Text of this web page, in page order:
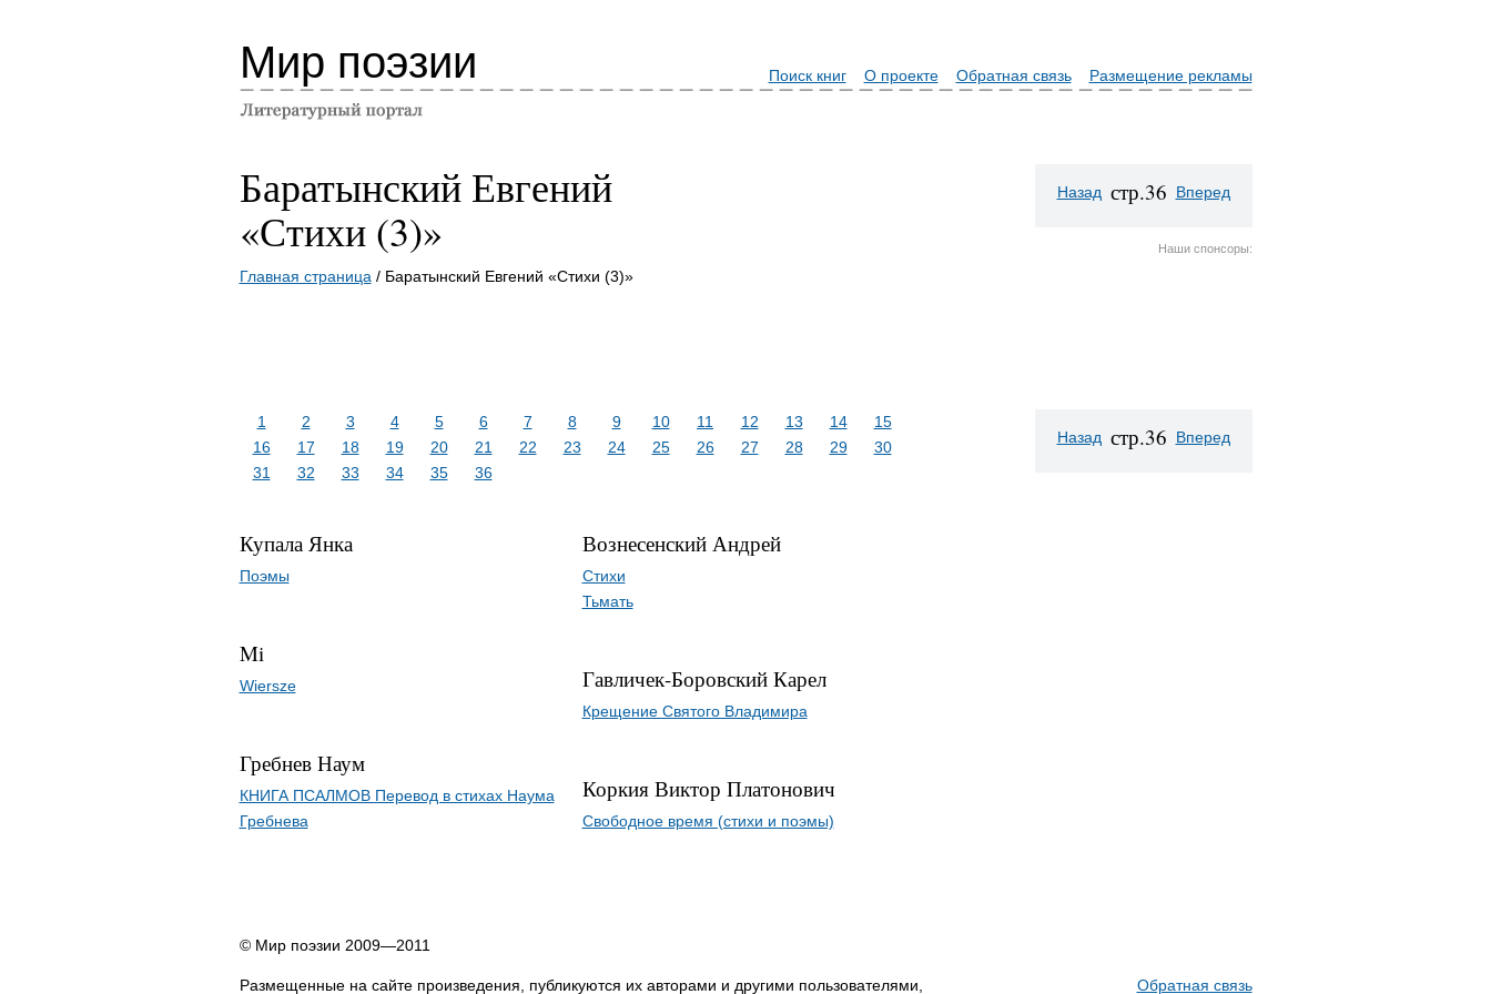
Мир поэзии Поиск книг О проекте Обратная связь Размещение рекламы
Баратынский Евгений
«Стихи (3)»
Главная страница / Баратынский Евгений «Стихи (3)»
Назад стр.36 Вперед
Наши спонсоры:
1 2 3 4 5 6 7 8 9 10 11 12 13 14
15
16
17 18 19 20 21 22 23 24 25 26 27 28 29
30
31
32 33 34 35 36
Купала Янка
Поэмы
Mi
Wiersze
Гребнев Наум
КНИГА ПСАЛМОВ Перевод в стихах Наума
Гребнева
Вознесенский Андрей
Стихи
Тьмать
Гавличек-Боровский Карел
Крещение Святого Владимира
Коркия Виктор Платонович
Свободное время (стихи и поэмы)
Назад стр.36 Вперед
© Мир поэзии 2009—2011
Размещенные на сайте произведения, публикуются их авторами и другими пользователями, Обратная связь